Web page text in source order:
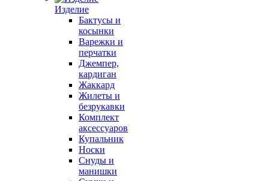
Изделие
Бактусы и
косынки
Варежки и
перчатки
Джемпер,
кардиган
Жаккард
Жилеты и
безрукавки
Комплект
аксессуаров
Купальник
Носки
Снуды и
манишки